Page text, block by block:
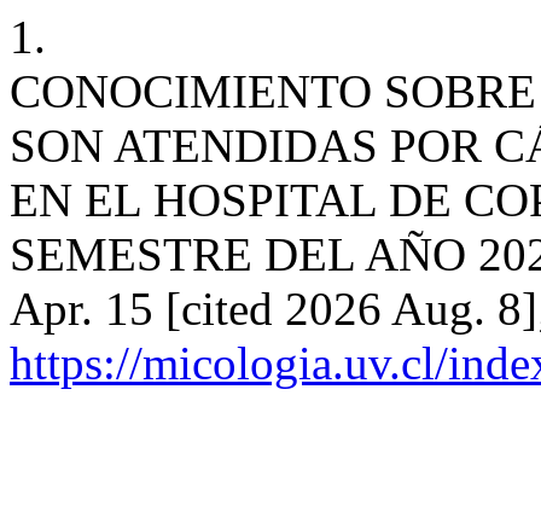
1.
CONOCIMIENTO
SON ATENDIDAS POR
EN EL HOSPITAL DE
SEMESTRE DEL AÑO
Apr. 15 [cited 2026 Aug.
https://micologia.uv.cl/